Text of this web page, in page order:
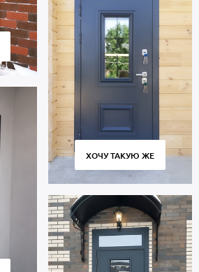
ХОЧУ ТАКУЮ ЖЕ